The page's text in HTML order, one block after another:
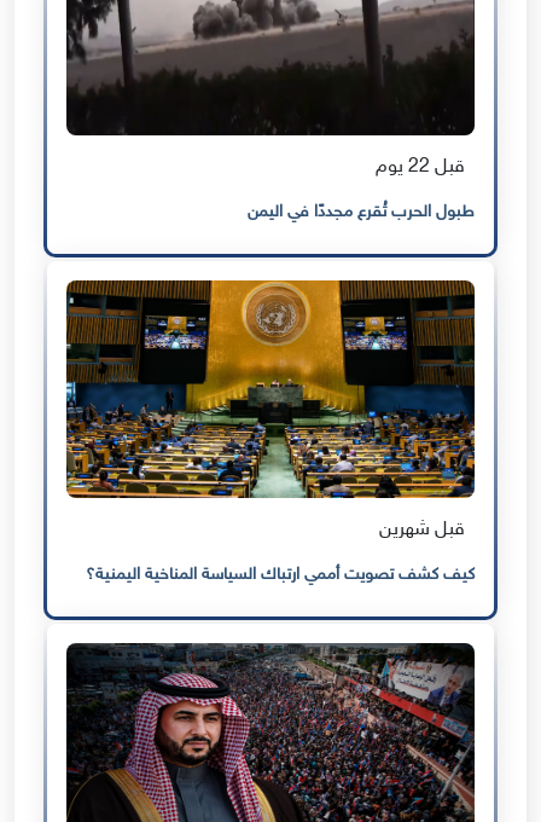
قبل 22 يوم
طبول الحرب تُقرع مجددًا في اليمن
قبل شهرين
كيف كشف تصويت أممي ارتباك السياسة المناخية اليمنية؟